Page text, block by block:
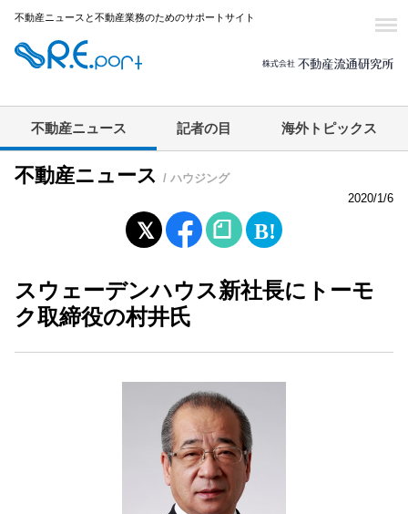
不動産ニュースと不動産業務のためのサポートサイト
不動産ニュース 記者の目 海外トピックス
不動産ニュース / ハウジング
2020/1/6
スウェーデンハウス新社長にトーモ
ク取締役の村井氏